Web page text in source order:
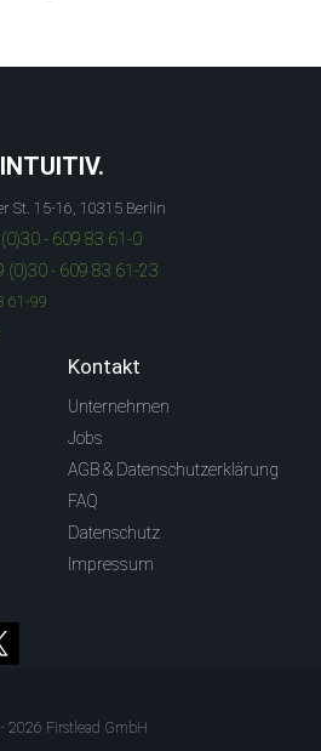
St. 15-16, 10315 Berlin
- 609 83 61-0
(0)30 - 609 83 61-23
61-99
Kontakt
Unternehmen
Jobs
AGB & Datenschutzerklärung
FAQ
Datenschutz
Impressum
2026 Firstlead GmbH